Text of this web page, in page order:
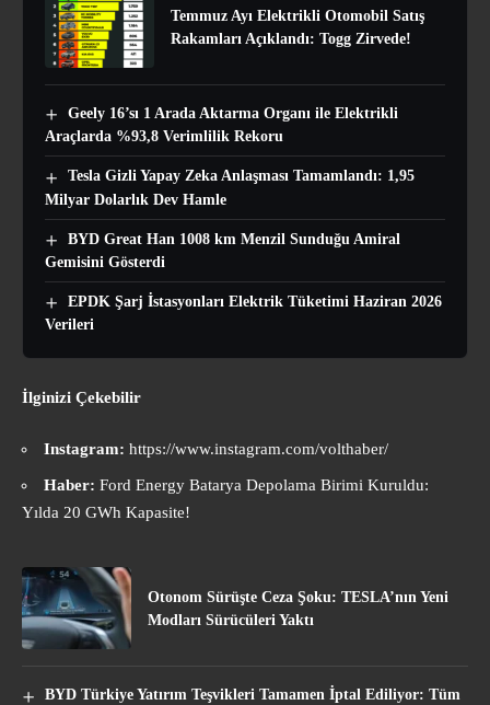
Temmuz Ayı Elektrikli Otomobil Satış
Rakamları Açıklandı: Togg Zirvede!
Geely 16’sı 1 Arada Aktarma Organı ile Elektrikli
Araçlarda %93,8 Verimlilik Rekoru
Tesla Gizli Yapay Zeka Anlaşması Tamamlandı: 1,95
Milyar Dolarlık Dev Hamle
BYD Great Han 1008 km Menzil Sunduğu Amiral
Gemisini Gösterdi
EPDK Şarj İstasyonları Elektrik Tüketimi Haziran 2026
Verileri
İlginizi Çekebilir
Instagram: https://www.instagram.com/volthaber/
Haber: Ford Energy Batarya Depolama Birimi Kuruldu:
Yılda 20 GWh Kapasite!
Otonom Sürüşte Ceza Şoku: TESLA’nın Yeni
Modları Sürücüleri Yaktı
BYD Türkiye Yatırım Teşvikleri Tamamen İptal Ediliyor: Tüm